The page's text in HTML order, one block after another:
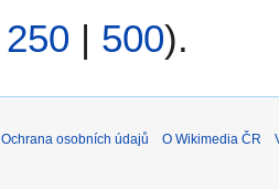
250 | 500).
Ochrana osobních údajů O Wikimedia ČR